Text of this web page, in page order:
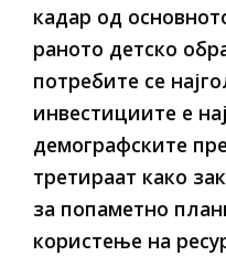
кадар од
раното детско
потребите се
инвестициите е
демографските
третираат како
за попаметно
користење на